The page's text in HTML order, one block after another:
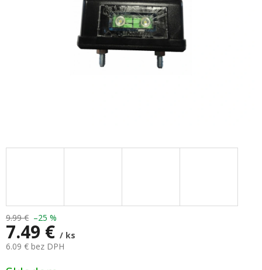
9.99 € –25 %
7.49 € / ks
6.09 € bez DPH